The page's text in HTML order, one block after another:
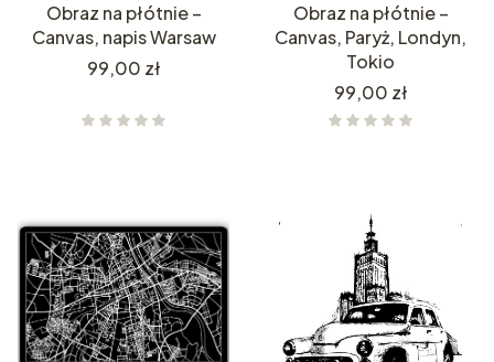
Obraz na płótnie –
Canvas, napis Warsaw
Cena
99,00 zł
Obraz na płótnie –
Canvas, Paryż, Londyn,
Tokio
Cena
99,00 zł